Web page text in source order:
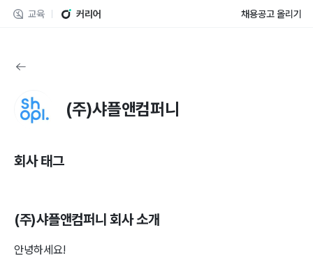
교육 커리어 채용공고 올리기
(주)샤플앤컴퍼니
회사 태그
(주)샤플앤컴퍼니 회사 소개
안녕하세요!